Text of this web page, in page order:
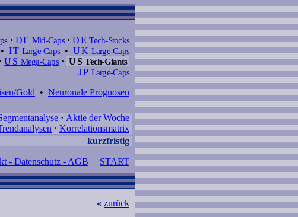
· DE Mid-Caps · DE Tech-Stocks
IT Large-Caps•UK Large-Caps
· US Mega-Caps · US Tech-Giants
JP Large-Caps
Gold • Neuronale Prognosen
· Aktie der Woche
· Korrelationsmatrix
kurzfristig
« zurück
- Datenschutz - AGB | START